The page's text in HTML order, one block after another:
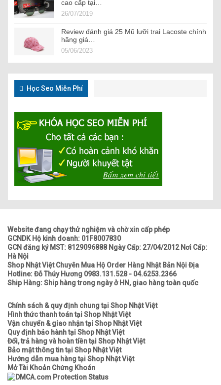
cao cấp tại…
26/07/2019
Review đánh giá 25 Mũ lưỡi trai Lacoste chính
hãng giá…
05/06/2023
Học Seo Miễn Phí
Website đang chạy thử nghiệm và chờ xin cấp phép
GCNDK Hộ kinh doanh: 01F8007830
GCN đăng ký MST: 8129096888 Ngày Cấp: 27/04/2012 Nơi Cấp:
Hà Nội
Shop Nhật Việt Chuyên Mua Hộ Order Hàng Nhật Bản Nội Địa
Hotline: Đỗ Thúy Hương 0983.131.528 - 04.6253.2366
Ship Hàng: Ship hàng trong ngày ở HN, giao hàng toàn quốc
Chính sách & quy định chung tại Shop Nhật Việt
Hình thức thanh toán tại Shop Nhật Việt
Vận chuyển & giao nhận tại Shop Nhật Việt
Quy định bảo hành tại Shop Nhật Việt
Đổi, trả hàng và hoàn tiền tại Shop Nhật Việt
Bảo mật thông tin tại Shop Nhật Việt
Hướng dẫn mua hàng tại Shop Nhật Việt
Mở Tài Khoản Chứng Khoán